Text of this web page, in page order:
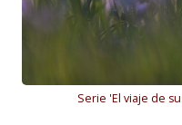
Serie 'El viaje de